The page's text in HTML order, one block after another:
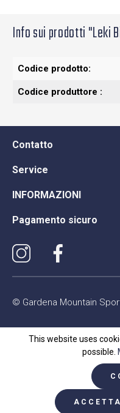
Info sui prodotti "Leki
Codice prodotto:
Codice produttore :
Contatto
Service
INFORMAZIONI
Pagamento sicuro
© Gardena Mountain
This website uses
possible.